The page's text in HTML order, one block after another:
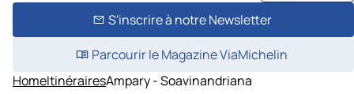
S'inscrire à notre Newsletter
Parcourir le Magazine ViaMichelin
HomeItinérairesAmpary - Soavinandriana